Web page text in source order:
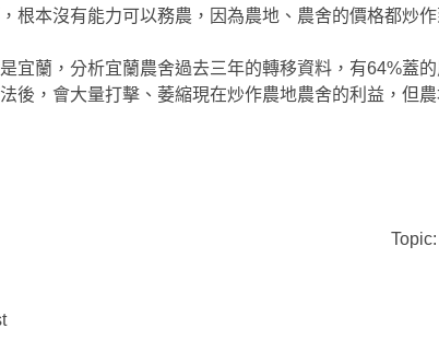
根本沒有能力可以務農，因為農地、農舍的價格都炒作
宜蘭，分析宜蘭農舍過去三年的轉移資料，有64%蓋
後，會大量打擊、萎縮現在炒作農地農舍的利益，但
Topic: